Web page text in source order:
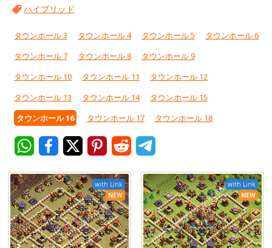
ハイブリッド
タウンホール 3 タウンホール 4 タウンホール 5
タウンホール 6
タウンホール 7
タウンホール 8
タウンホール 9
タウンホール 10
タウンホール 11
タウンホール 12
タウンホール 13
タウンホール 14
タウンホール 15
タウンホール 16
タウンホール 17 タウンホール 18
with Link
NEW
with Link
NEW